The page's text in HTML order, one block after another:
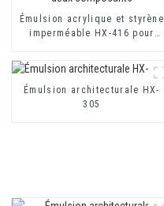
Émulsion acrylique et styrène
imperméable HX-416 pour
et revêtement imperméable à
base de ciment à deux
composants
Émulsion architecturale HX-
305